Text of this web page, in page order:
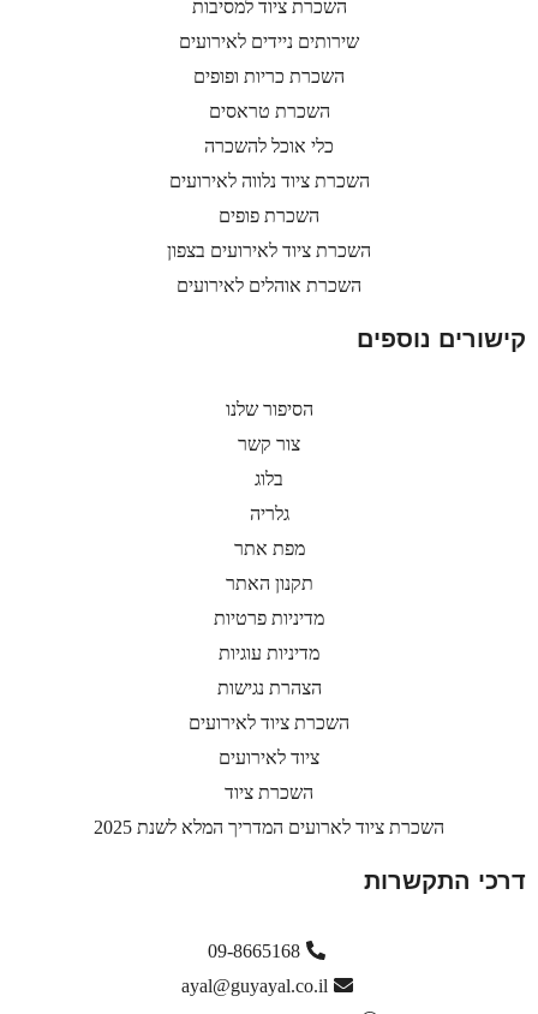
השכרת ציוד למסיבות
שירותים ניידים לאירועים
השכרת כריות ופופים
השכרת טראסים
כלי אוכל להשכרה
השכרת ציוד נלווה לאירועים
השכרת פופים
השכרת ציוד לאירועים בצפון
השכרת אוהלים לאירועים
קישורים נוספים
הסיפור שלנו
צור קשר
בלוג
גלריה
מפת אתר
תקנון האתר
מדיניות פרטיות
מדיניות עוגיות
הצהרת נגישות
השכרת ציוד לאירועים
ציוד לאירועים
השכרת ציוד
השכרת ציוד לארועים המדריך המלא לשנת 2025
דרכי התקשרות
09-8665168
ayal@guyayal.co.il